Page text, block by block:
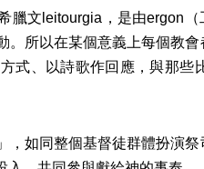
臘文leitourgia，是由ergon
所以在某個意義上每個教
式、以詩歌作回應，與那
如同整個基督徒群體扮演